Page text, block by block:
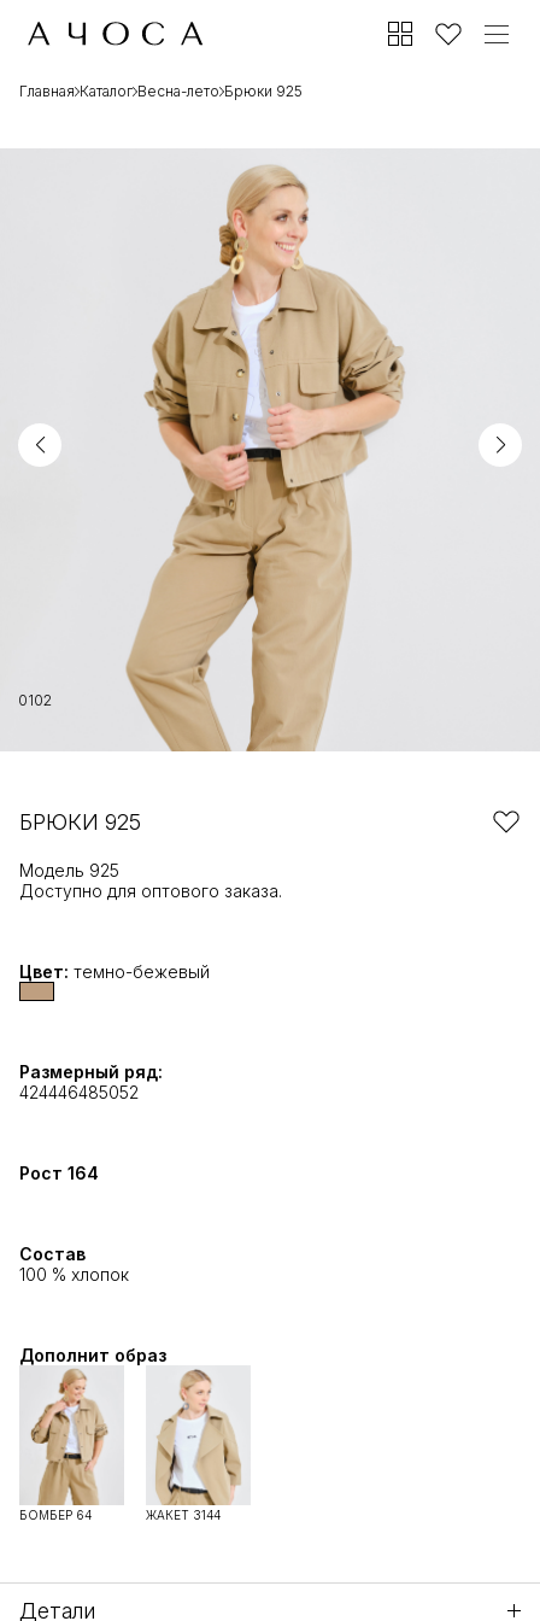
Главная Каталог Весна-лето Брюки 925
0102
БРЮКИ 925
Модель 925
Доступно для оптового заказа.
Цвет: темно-бежевый
Размерный ряд:
424446485052
Рост 164
Состав
100 % хлопок
Дополнит образ
БОМБЕР 64 ЖАКЕТ 3144
Детали